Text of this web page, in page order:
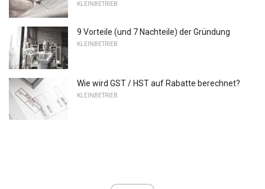
KLEINBETRIEB
9 Vorteile (und 7 Nachteile) der Gründung
KLEINBETRIEB
Wie wird GST / HST auf Rabatte berechnet?
KLEINBETRIEB